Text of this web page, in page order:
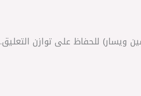
ويسار) للحفاظ على توازن التعليق.